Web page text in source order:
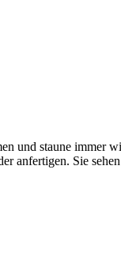
staune immer
anfertigen. Sie